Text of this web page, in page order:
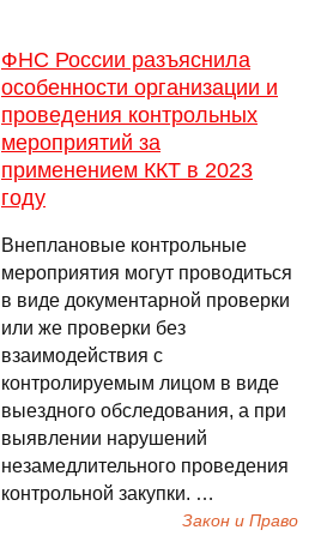
ФНС России разъяснила
особенности организации и
проведения контрольных
мероприятий за
применением ККТ в 2023
году
Внеплановые контрольные
мероприятия могут проводиться
в виде документарной проверки
или же проверки без
взаимодействия с
контролируемым лицом в виде
выездного обследования, а при
выявлении нарушений
незамедлительного проведения
контрольной закупки. …
Закон и Право